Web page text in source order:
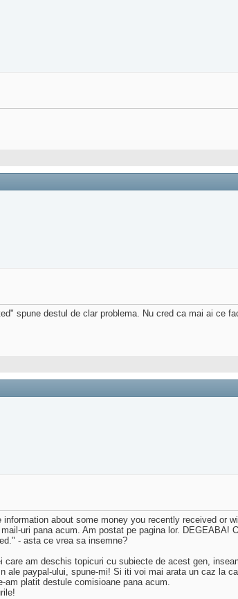
spune destul de clar problema. Nu cred ca mai ai ce
about some money you recently received or
uri pana acum. Am postat pe pagina lor.
- asta ce vrea sa insemne?
am deschis topicuri cu subiecte de acest gen,
paypal-ului, spune-mi! Si iti voi mai arata un caz la
am platit destule comisioane pana acum.